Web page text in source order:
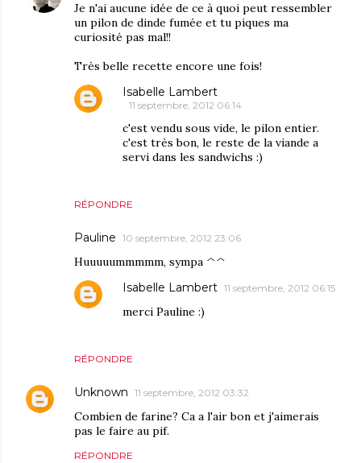
Je n'ai aucune idée de ce à quoi peut ressembler
un pilon de dinde fumée et tu piques ma
curiosité pas mal!!
Très belle recette encore une fois!
RÉPONDRE
Isabelle Lambert
11 septembre, 2012 06:14
c'est vendu sous vide, le pilon entier.
c'est très bon, le reste de la viande a
servi dans les sandwichs :)
Pauline 10 septembre, 2012 23:06
Huuuuummmmm, sympa ^^
RÉPONDRE
Isabelle Lambert 11 septembre, 2012 06:15
merci Pauline :)
Unknown 11 septembre, 2012 03:32
Combien de farine? Ca a l'air bon et j'aimerais
pas le faire au pif.
RÉPONDRE